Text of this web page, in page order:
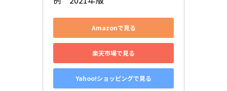
Amazonで見る
楽天市場で見る
Yahoo!ショッピングで見る